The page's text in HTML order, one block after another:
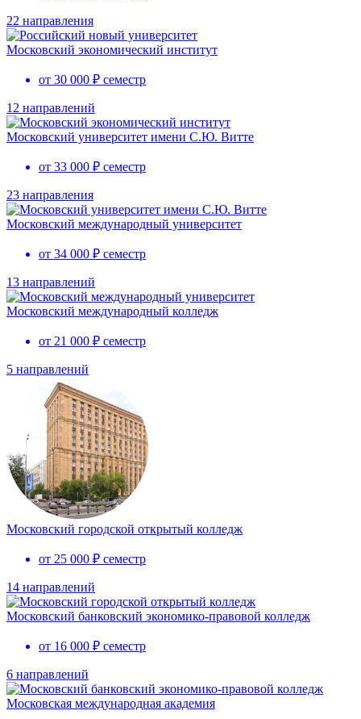
22 направления
Московский экономический институт
от 30 000 ₽ семестр
12 направлений
Московский университет имени С.Ю. Витте
от 33 000 ₽ семестр
23 направления
Московский международный университет
от 34 000 ₽ семестр
13 направлений
Московский международный колледж
от 21 000 ₽ семестр
5 направлений
Московский городской открытый колледж
от 25 000 ₽ семестр
14 направлений
Московский банковский экономико-правовой колледж
от 16 000 ₽ семестр
6 направлений
Московская международная академия